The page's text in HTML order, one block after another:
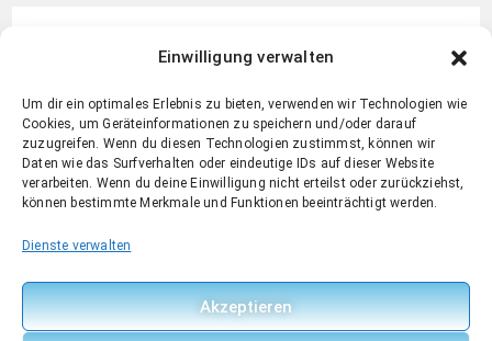
Einwilligung verwalten
Um dir ein optimales Erlebnis zu bieten, verwenden wir Technologien wie
Cookies, um Geräteinformationen zu speichern und/oder darauf
zuzugreifen. Wenn du diesen Technologien zustimmst, können wir
Daten wie das Surfverhalten oder eindeutige IDs auf dieser Website
verarbeiten. Wenn du deine Einwilligung nicht erteilst oder zurückziehst,
können bestimmte Merkmale und Funktionen beeinträchtigt werden.
Dienste verwalten
Akzeptieren